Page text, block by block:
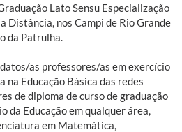
Lato Sensu Especialização
Distância, nos Campi de Rio Grande
da Patrulha.
as professores/as em exercício
na Educação Básica das redes
de diploma de curso de graduação
da Educação em qualquer área,
em Matemática,